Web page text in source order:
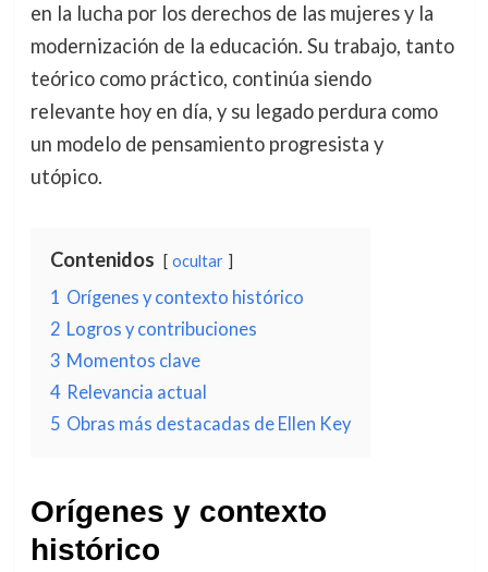
en la lucha por los derechos de las mujeres y la
modernización de la educación. Su trabajo, tanto
teórico como práctico, continúa siendo
relevante hoy en día, y su legado perdura como
un modelo de pensamiento progresista y
utópico.
Contenidos ocultar
1 Orígenes y contexto histórico
2 Logros y contribuciones
3 Momentos clave
4 Relevancia actual
5 Obras más destacadas de Ellen Key
Orígenes y contexto
histórico